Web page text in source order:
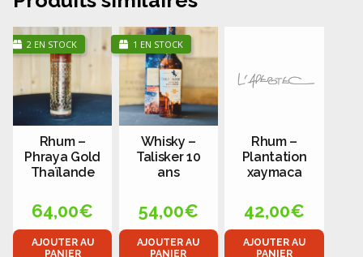
Rhum –
Phraya Gold
Thaïlande
64,00€
AJOUTER AU
PANIER
2 EN STOCK
Whisky –
Talisker 10
ans
54,00€
AJOUTER AU
PANIER
1 EN STOCK
Rhum –
Plantation
xaymaca
42,00€
AJOUTER AU
PANIER